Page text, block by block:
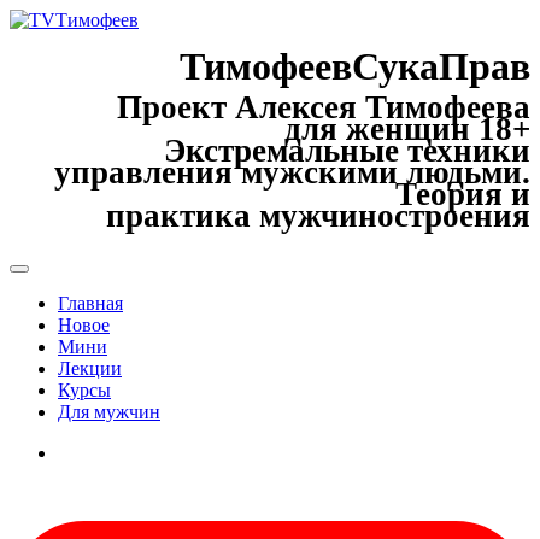
ТимофеевСукаПрав
Проект Алексея Тимофеева
для женщин 18+
Экстремальные техники
управления мужскими людьми.
Теория и
практика мужчиностроения
Главная
Новое
Мини
Лекции
Курсы
Для мужчин